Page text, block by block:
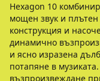
Hexagon 10
мощен звук и плътен
конструкция и
динамично
и ясно изразена
потапяне в
възпроизвеждане